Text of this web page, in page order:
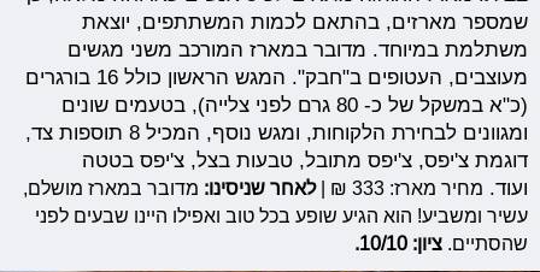
שמספר מארזים, בהתאם לכמות המשתתפים, יוצאת
משתלמת במיוחד. מדובר במארז המורכב משני מגשים
מעוצבים, העטופים ב"חבק". המגש הראשון כולל 16 בורגרים
(כ"א במשקל של כ- 80 גרם לפני צלייה), בטעמים שונים
ומגוונים לבחירת הלקוחות, ומגש נוסף, המכיל 8 תוספות צד,
דוגמת צ'יפס, צ'יפס מתובל, טבעות בצל, צ'יפס בטטה
ועוד. מחיר מארז: 333 ₪ | לאחר שניסינו: מדובר במארז מושלם,
עשיר ומשביע! הוא הגיע שופע בכל טוב ואפילו היינו שבעים לפני
שהסתיים.ציון: 10/10.